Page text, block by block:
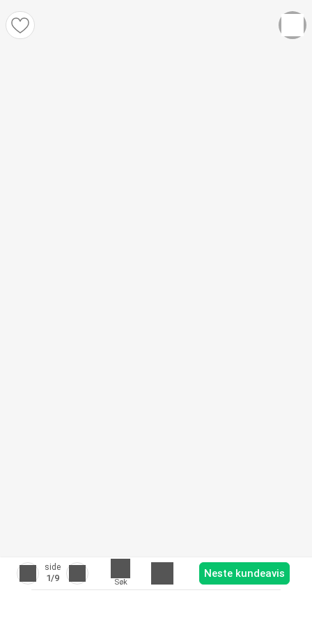
side
1/9 Søk
Neste kundeavis